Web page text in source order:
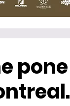
pone